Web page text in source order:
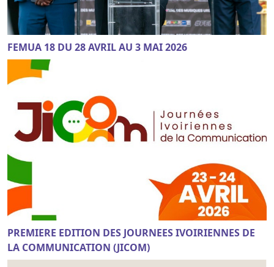
FEMUA 18 DU 28 AVRIL AU 3 MAI 2026
PREMIERE EDITION DES JOURNEES IVOIRIENNES DE
LA COMMUNICATION (JICOM)